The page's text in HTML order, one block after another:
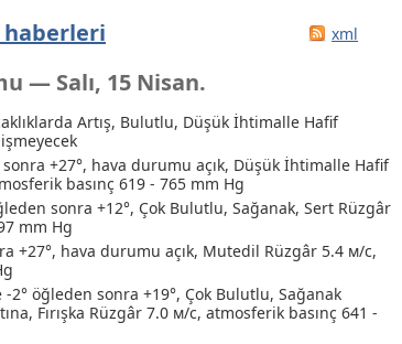
xml
— Salı, 15 Nisan.
Artış, Bulutlu, Düşük İhtimalle Hafif
+27°, hava durumu açık, Düşük İhtimalle Hafif
basınç 619 - 765 mm Hg
sonra +12°, Çok Bulutlu, Sağanak, Sert Rüzgâr
mm Hg
+27°, hava durumu açık, Mutedil Rüzgâr 5.4 м/с,
öğleden sonra +19°, Çok Bulutlu, Sağanak
, Fırışka Rüzgâr 7.0 м/с, atmosferik basınç 641 -